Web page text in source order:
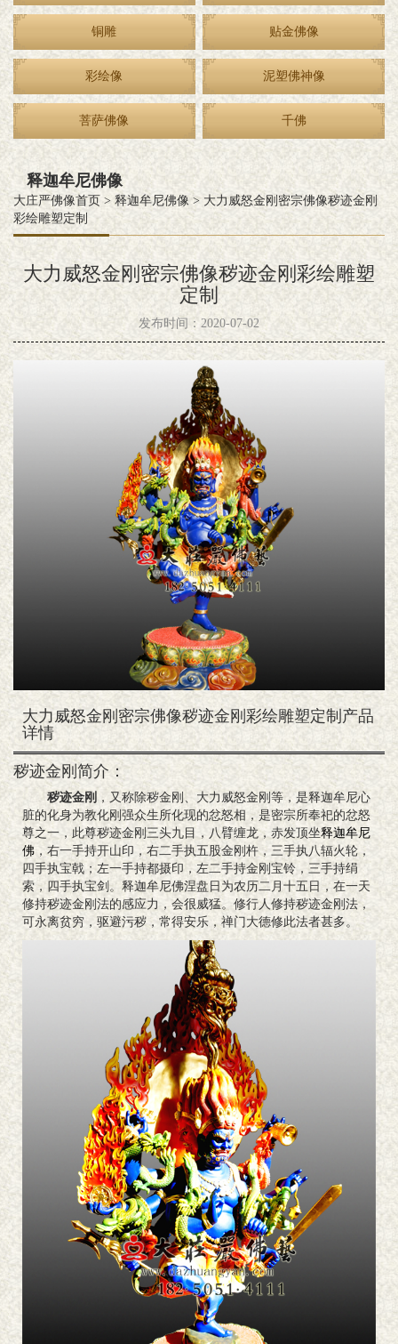
铜雕 贴金佛像
彩绘像 泥塑佛神像
菩萨佛像 千佛
释迦牟尼佛像
大庄严佛像首页 > 释迦牟尼佛像 > 大力威怒金刚密宗佛像秽迹金刚
彩绘雕塑定制
大力威怒金刚密宗佛像秽迹金刚彩绘雕塑
定制
发布时间：2020-07-02
大力威怒金刚密宗佛像秽迹金刚彩绘雕塑定制产品
详情
秽迹金刚简介：
秽迹金刚 ，又称除秽金刚、大力威怒金刚等，是释迦牟尼心
脏的化身为教化刚强众生所化现的忿怒相，是密宗所奉祀的忿怒
尊之一，此尊秽迹金刚三头九目，八臂缠龙，赤发顶坐释迦牟尼
佛 ，右一手持开山印，右二手执五股金刚杵，三手执八辐火轮，
四手执宝戟；左一手持都摄印，左二手持金刚宝铃，三手持绢
索，四手执宝剑。释迦牟尼佛涅盘日为农历二月十五日，在一天
修持秽迹金刚法的感应力，会很威猛。修行人修持秽迹金刚法，
可永离贫穷，驱避污秽，常得安乐，禅门大德修此法者甚多。